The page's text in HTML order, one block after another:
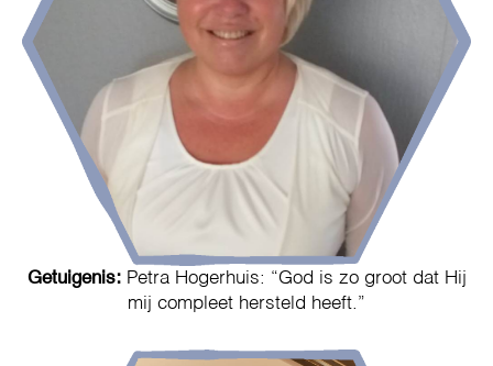
Getuigenis: Petra Hogerhuis: “God is zo groot dat Hij
mij compleet hersteld heeft.”